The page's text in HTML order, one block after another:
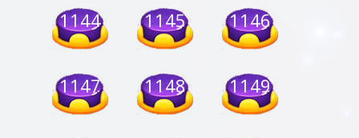
1144 1145 1146
1147 1148 1149